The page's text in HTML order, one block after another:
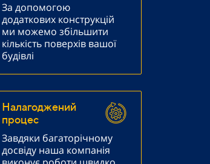
За допомогою
додаткових конструкцій
ми можемо збільшити
кількість поверхів вашої
будівлі
Налагоджений
процес
Завдяки багаторічному
досвіду наша компанія